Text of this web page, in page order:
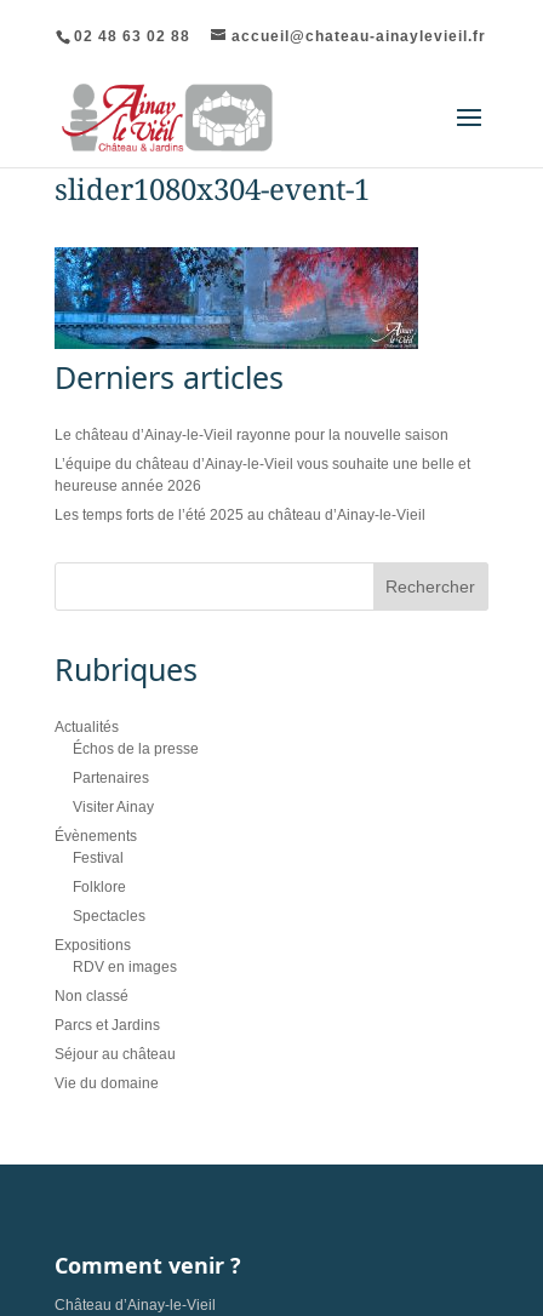
02 48 63 02 88 accueil@chateau-ainaylevieil.fr
slider1080x304-event-1
Derniers articles
Le château d’Ainay-le-Vieil rayonne pour la nouvelle saison
L’équipe du château d’Ainay-le-Vieil vous souhaite une belle et
heureuse année 2026
Les temps forts de l’été 2025 au château d’Ainay-le-Vieil
Rubriques
Actualités
Échos de la presse
Partenaires
Visiter Ainay
Évènements
Festival
Folklore
Spectacles
Expositions
RDV en images
Non classé
Parcs et Jardins
Séjour au château
Vie du domaine
Comment venir ?
Château d’Ainay-le-Vieil